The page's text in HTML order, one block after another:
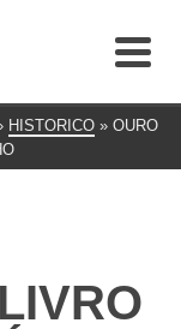
HISTORICO » OURO